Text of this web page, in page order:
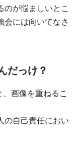
のが悩ましいとこ
会には向いてなさ
だっけ？
画像を重ねるこ
の自己責任におい